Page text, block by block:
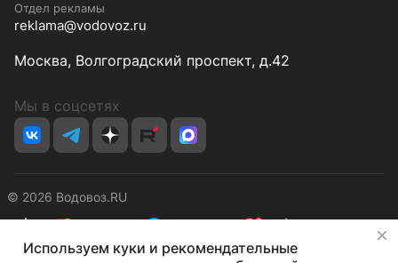
Отдел рекламы
reklama@vodovoz.ru
Москва, Волгоградский проспект, д.42
Мы в соцсетях
© 2026 Водовоз.RU
КонфиденциальностьОферта
Используем куки и рекомендательные